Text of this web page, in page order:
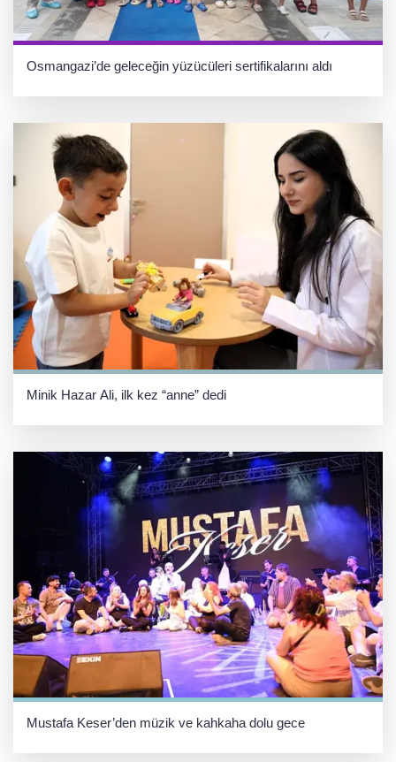
Osmangazi’de geleceğin yüzücüleri sertifikalarını aldı
Minik Hazar Ali, ilk kez “anne” dedi
Mustafa Keser’den müzik ve kahkaha dolu gece